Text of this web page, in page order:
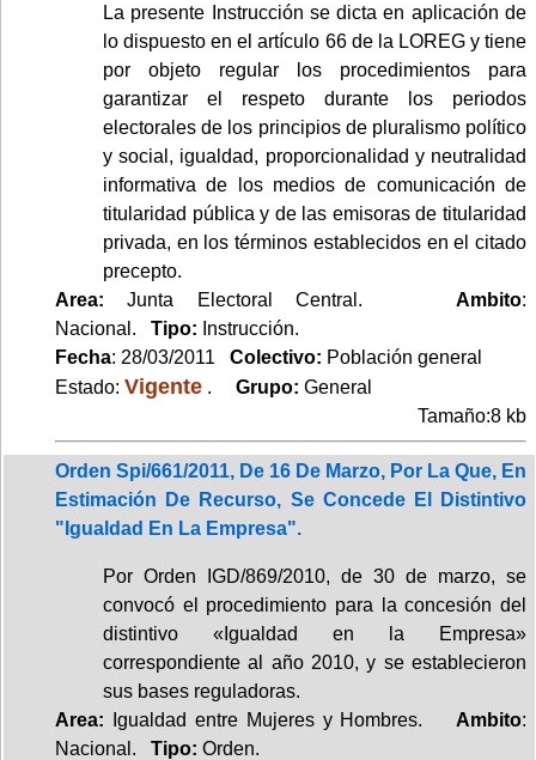
La presente Instrucción se dicta en aplicación de
lo dispuesto en el artículo 66 de la LOREG y tiene
por objeto regular los procedimientos para
garantizar el respeto durante los periodos
electorales de los principios de pluralismo político
y social, igualdad, proporcionalidad y neutralidad
informativa de los medios de comunicación de
titularidad pública y de las emisoras de titularidad
privada, en los términos establecidos en el citado
precepto.
Area: Junta Electoral Central. Ambito:
Nacional. Tipo: Instrucción.
Fecha: 28/03/2011 Colectivo: Población general
Estado: Vigente . Grupo: General
Tamaño:8 kb
Orden Spi/661/2011, De 16 De Marzo, Por La Que, En
Estimación De Recurso, Se Concede El Distintivo
"Igualdad En La Empresa".
Por Orden IGD/869/2010, de 30 de marzo, se
convocó el procedimiento para la concesión del
distintivo «Igualdad en la Empresa»
correspondiente al año 2010, y se establecieron
sus bases reguladoras.
Area: Igualdad entre Mujeres y Hombres. Ambito:
Nacional. Tipo: Orden.